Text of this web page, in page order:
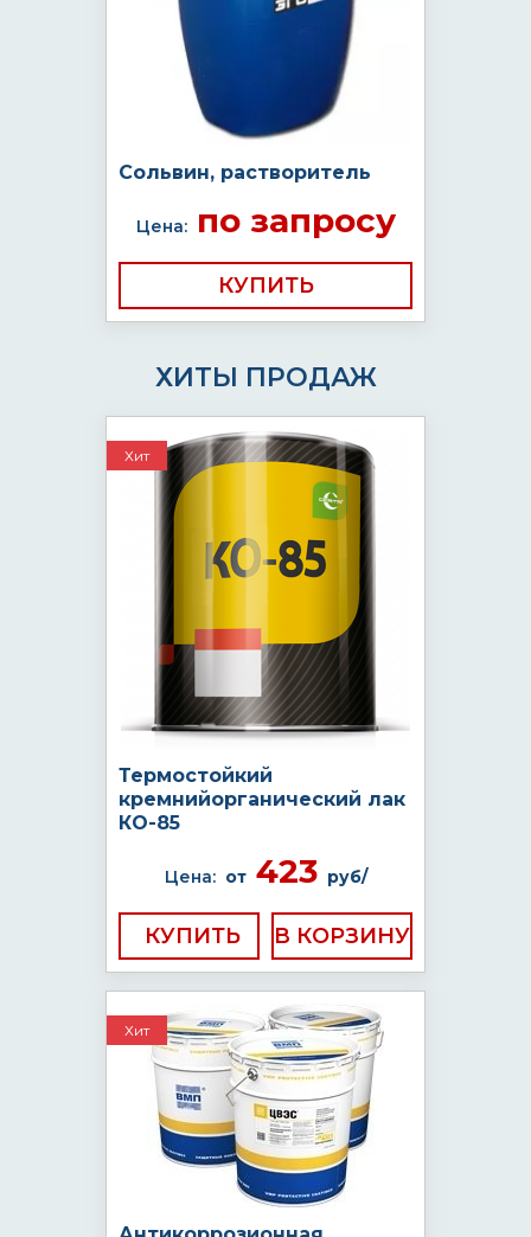
Сольвин, растворитель
Цена:по запросу
КУПИТЬ
ХИТЫ ПРОДАЖ
Хит
Термостойкий
кремнийорганический лак
КО-85
Цена: от423 руб/
КУПИТЬ
Хит